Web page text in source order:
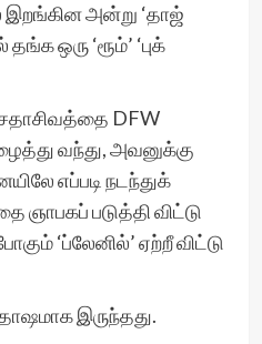
அன்று ‘தாஜ்
ஒரு ‘ரூம்’ ‘புக்
DFW
வந்து, அவனுக்கு
எப்படி நடந்துக்
படுத்தி விட்டு
‘ப்லேனில்’ ஏற்றீ விட்டு
இருந்தது.